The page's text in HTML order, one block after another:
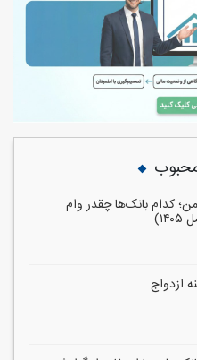
کدام بانک‌ها چقدر وام
ازدواج